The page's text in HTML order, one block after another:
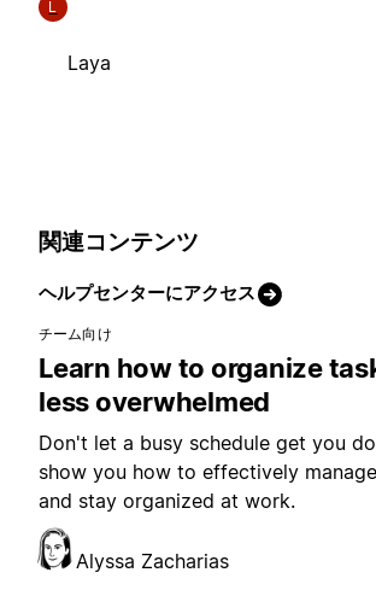
L
Laya
関連コンテンツ
ヘルプセンターにアクセス
チーム向け
Learn how to organize
less overwhelmed
Don't let a busy schedule get you
show you how to effectively
and stay organized at work.
Alyssa Zacharias